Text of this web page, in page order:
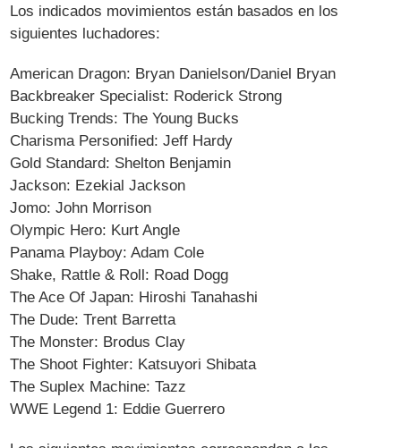
Los indicados movimientos están basados en los
siguientes luchadores:
American Dragon: Bryan Danielson/Daniel Bryan
Backbreaker Specialist: Roderick Strong
Bucking Trends: The Young Bucks
Charisma Personified: Jeff Hardy
Gold Standard: Shelton Benjamin
Jackson: Ezekial Jackson
Jomo: John Morrison
Olympic Hero: Kurt Angle
Panama Playboy: Adam Cole
Shake, Rattle & Roll: Road Dogg
The Ace Of Japan: Hiroshi Tanahashi
The Dude: Trent Barretta
The Monster: Brodus Clay
The Shoot Fighter: Katsuyori Shibata
The Suplex Machine: Tazz
WWE Legend 1: Eddie Guerrero